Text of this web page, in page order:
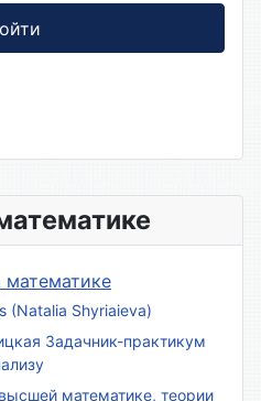
(Natalia Shyriaieva)
Задачник-практикум
математике, теории